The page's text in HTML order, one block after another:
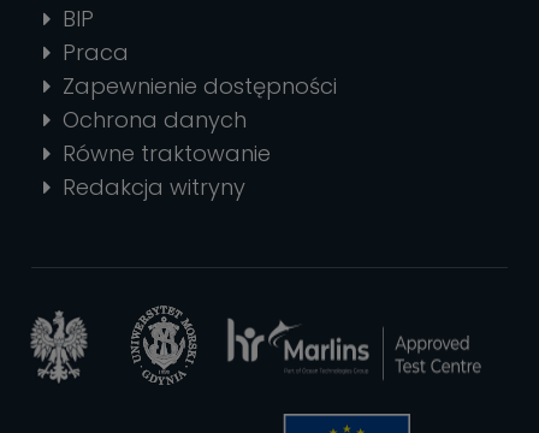
BIP
Praca
Zapewnienie dostępności
Ochrona danych
Równe traktowanie
Redakcja witryny